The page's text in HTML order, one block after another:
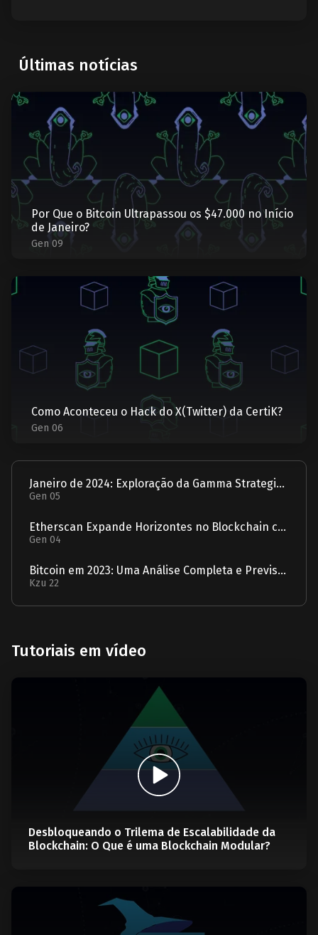
Últimas notícias
Por Que o Bitcoin Ultrapassou os $47.000 no Início
de Janeiro?
Gen 09
Como Aconteceu o Hack do X(Twitter) da CertiK?
Gen 06
Janeiro de 2024: Exploração da Gamma Strategies - Um Relatório
Gen 05
Etherscan Expande Horizontes no Blockchain com Aquisição da Solscan
Gen 04
Bitcoin em 2023: Uma Análise Completa e Previsão para 2024
Kzu 22
Tutoriais em vídeo
Desbloqueando o Trilema de Escalabilidade da
Blockchain: O Que é uma Blockchain Modular?